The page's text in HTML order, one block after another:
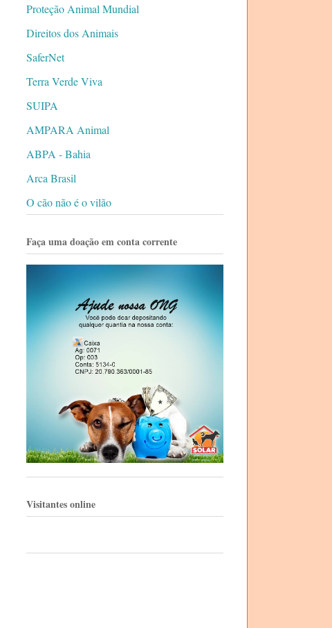
Proteção Animal Mundial
Direitos dos Animais
SaferNet
Terra Verde Viva
SUIPA
AMPARA Animal
ABPA - Bahia
Arca Brasil
O cão não é o vilão
Faça uma doação em conta corrente
Visitantes online